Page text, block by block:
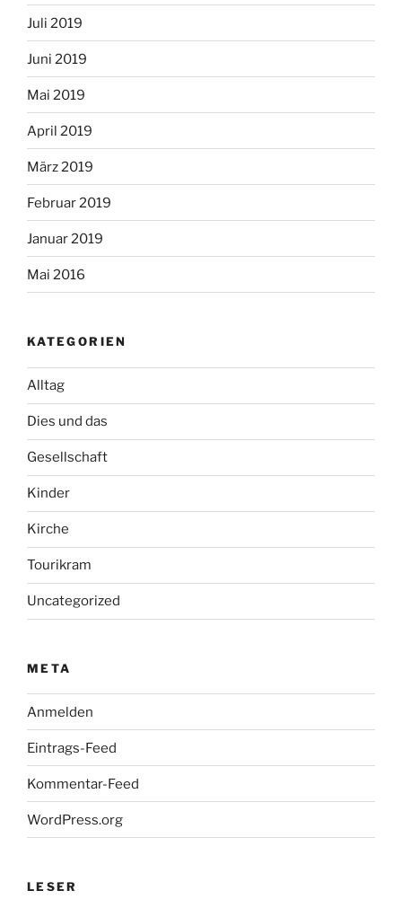
Juli 2019
Juni 2019
Mai 2019
April 2019
März 2019
Februar 2019
Januar 2019
Mai 2016
KATEGORIEN
Alltag
Dies und das
Gesellschaft
Kinder
Kirche
Tourikram
Uncategorized
META
Anmelden
Eintrags-Feed
Kommentar-Feed
WordPress.org
LESER